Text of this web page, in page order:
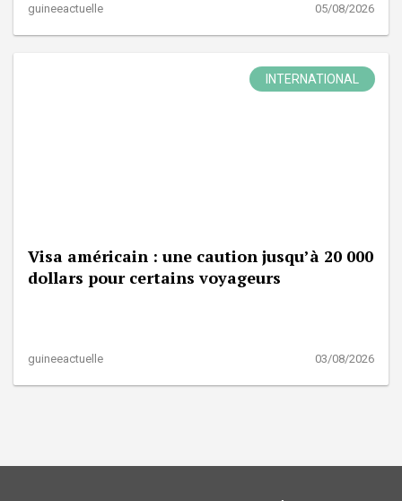
guineeactuelle 05/08/2026
INTERNATIONAL
Visa américain : une caution jusqu’à 20 000
dollars pour certains voyageurs
guineeactuelle 03/08/2026